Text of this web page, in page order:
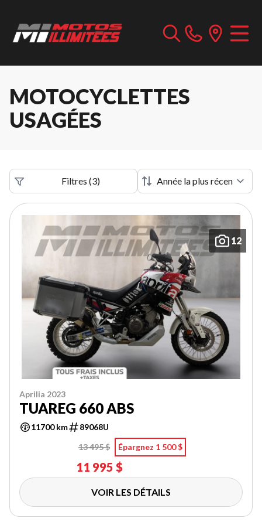
MOTOCYCLETTES
USAGÉES
Filtres (3)
12
Aprilia 2023
TUAREG 660 ABS
11700 km
89068U
13 495 $
Épargnez 1 500 $
11 995 $
VOIR LES DÉTAILS